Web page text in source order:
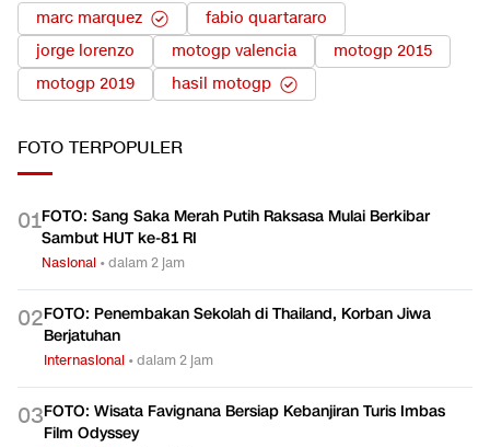
marc marquez
fabio quartararo
jorge lorenzo
motogp valencia
motogp 2015
motogp 2019
hasil motogp
FOTO TERPOPULER
01FOTO: Sang Saka Merah Putih Raksasa Mulai Berkibar
Sambut HUT ke-81 RI
Nasional •dalam 2 jam
02FOTO: Penembakan Sekolah di Thailand, Korban Jiwa
Berjatuhan
Internasional •dalam 2 jam
03FOTO: Wisata Favignana Bersiap Kebanjiran Turis Imbas
Film Odyssey